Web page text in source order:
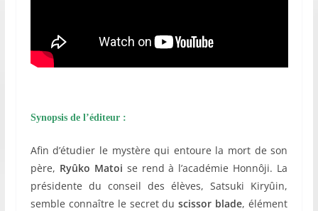
Synopsis de l’éditeur :
Afin d’étudier le mystère qui entoure la mort de son
père, Ryûko Matoi se rend à l’académie Honnôji. La
présidente du conseil des élèves, Satsuki Kiryûin,
semble connaître le secret duscissor blade, élément